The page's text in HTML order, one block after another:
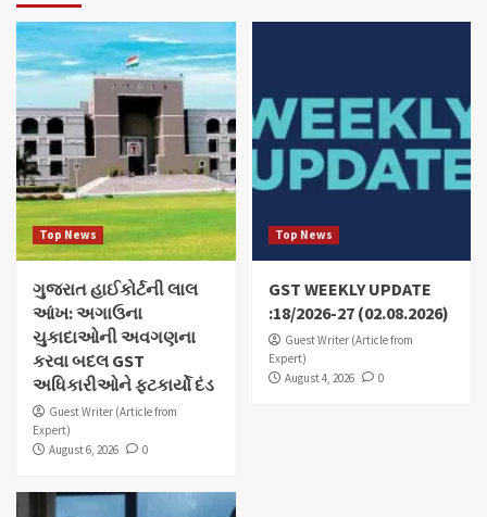
Top News
ગુજરાત હાઈકોર્ટની લાલ
આંખ: અગાઉના
ચુકાદાઓની અવગણના
કરવા બદલ GST
અધિકારીઓને ફટકાર્યો દંડ
Guest Writer (Article from
Expert)
August 6, 2026
0
Top News
GST WEEKLY UPDATE
:18/2026-27 (02.08.2026)
Guest Writer (Article from
Expert)
August 4, 2026
0